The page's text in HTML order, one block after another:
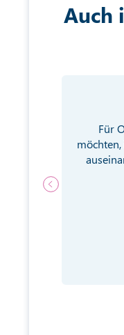
Auch
Für